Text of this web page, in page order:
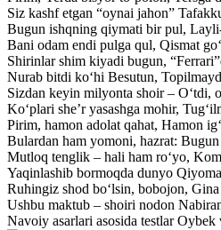
Siz kashf etgan “oynai jahon”
Bugun ishqning qiymati bir pul,
Bani odam endi pulga qul, Qismat
Shirinlar shim kiyadi bugun,
Nurab bitdi ko‘hi Besutun,
Sizdan keyin milyonta shoir – O‘tdi,
Ko‘plari she’r yasashga mohir,
Pirim, hamon adolat qahat, Hamon
Bulardan ham yomoni, hazrat:
Mutloq tenglik – hali ham ro‘yo,
Yaqinlashib bormoqda dunyo
Ruhingiz shod bo‘lsin, bobojon,
Ushbu maktub – shoiri nodon
Navoiy asarlari asosida testlar Oybek